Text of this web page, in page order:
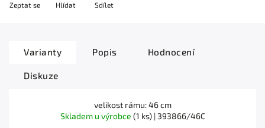
Zeptat se Hlídat Sdílet
Varianty Popis Hodnocení
Diskuze
velikost rámu: 46 cm
Skladem u výrobce (1 ks)| 393866/46C